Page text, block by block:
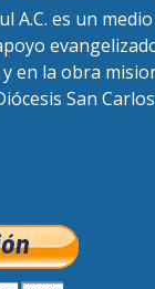
A.C. es un
en la obra
San